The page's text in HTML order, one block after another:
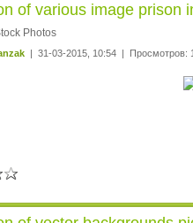
of various image prison
Photos
| 31-03-2015, 10:54 | Просмотров: